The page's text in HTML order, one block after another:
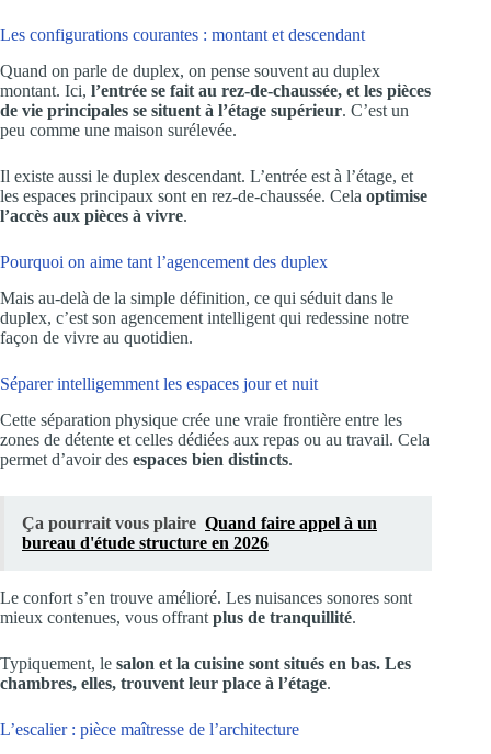
Les configurations courantes : montant et descendant
Quand on parle de duplex, on pense souvent au duplex
montant. Ici, l’entrée se fait au rez-de-chaussée, et les pièces
de vie principales se situent à l’étage supérieur. C’est un
peu comme une maison surélevée.
Il existe aussi le duplex descendant. L’entrée est à l’étage, et
les espaces principaux sont en rez-de-chaussée. Cela optimise
l’accès aux pièces à vivre.
Pourquoi on aime tant l’agencement des duplex
Mais au-delà de la simple définition, ce qui séduit dans le
duplex, c’est son agencement intelligent qui redessine notre
façon de vivre au quotidien.
Séparer intelligemment les espaces jour et nuit
Cette séparation physique crée une vraie frontière entre les
zones de détente et celles dédiées aux repas ou au travail. Cela
permet d’avoir des espaces bien distincts.
Ça pourrait vous plaire Quand faire appel à un
bureau d'étude structure en 2026
Le confort s’en trouve amélioré. Les nuisances sonores sont
mieux contenues, vous offrant plus de tranquillité.
Typiquement, le salon et la cuisine sont situés en bas. Les
chambres, elles, trouvent leur place à l’étage.
L’escalier : pièce maîtresse de l’architecture